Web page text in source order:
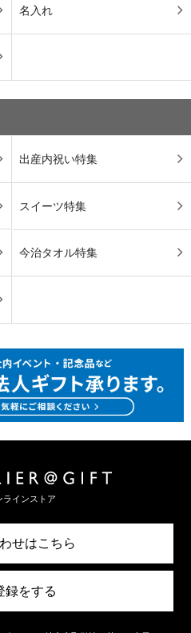
名入れ
出産内祝い特集
スイーツ特集
今治タオル特集
ラインストア
せはこちら
録をする